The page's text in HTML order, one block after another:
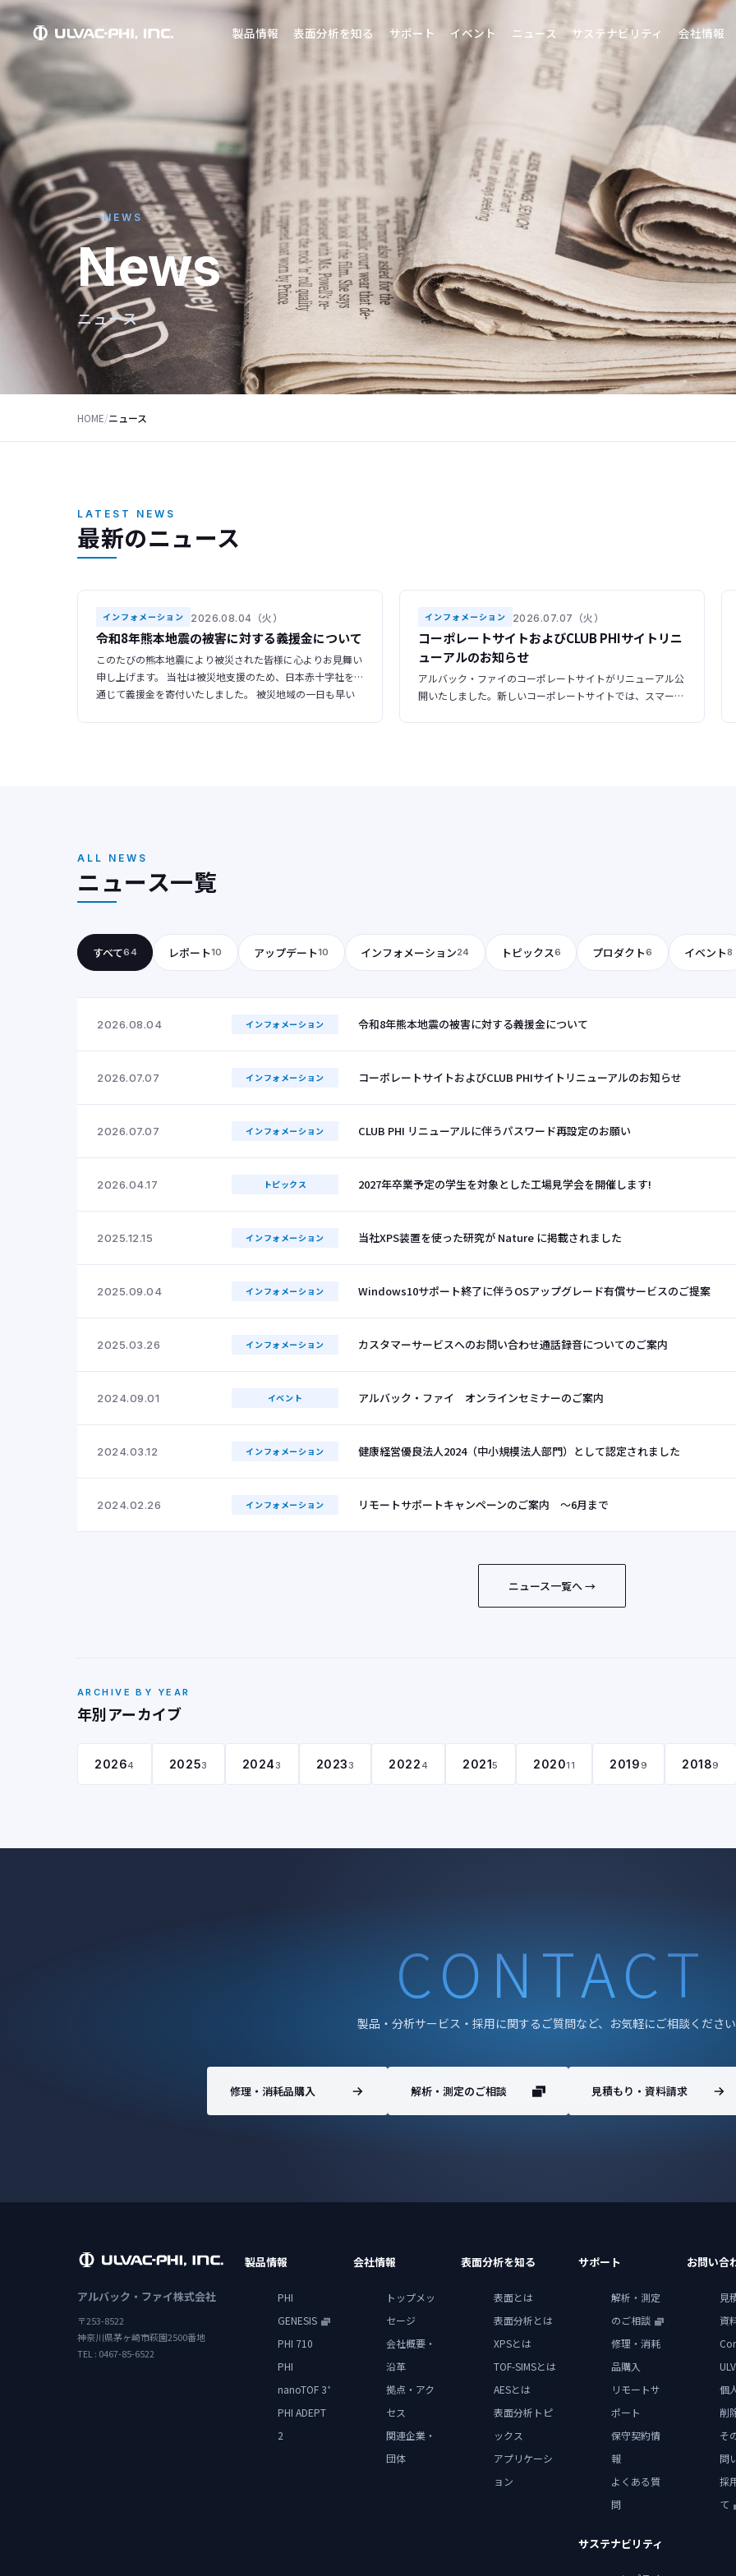
製品情報 表面分析を知る サポート イベント ニュース サステナビリティ 会社情報
NEWS
News
ニュース
HOME/ニュース
LATEST NEWS
最新のニュース
インフォメーション 2026.08.04（火）
令和8年熊本地震の被害に対する義援金について
このたびの熊本地震により被災された皆様に心よりお見舞い
申し上げます。 当社は被災地支援のため、日本赤十字社を
通じて義援金を寄付いたしました。 被災地域の一日も早い
インフォメーション 2026.07.07（火）
コーポレートサイトおよびCLUB PHIサイトリニ
ューアルのお知らせ
アルバック・ファイのコーポレートサイトがリニューアル公
開いたしました。新しいコーポレートサイトでは、スマート
ALL NEWS
ニュース一覧
すべて64 レポート10 アップデート10 インフォメーション24 トピックス6 プロダクト6 イベント8
2026.08.04 インフォメーション 令和8年熊本地震の被害に対する義援金について
2026.07.07 インフォメーション コーポレートサイトおよびCLUB PHIサイトリニューアルのお知らせ
2026.07.07 インフォメーション CLUB PHI リニューアルに伴うパスワード再設定のお願い
2026.04.17 トピックス 2027年卒業予定の学生を対象とした工場見学会を開催します!
2025.12.15 インフォメーション 当社XPS装置を使った研究が Nature に掲載されました
2025.09.04 インフォメーション Windows10サポート終了に伴うOSアップグレード有償サービスのご提案
2025.03.26 インフォメーション カスタマーサービスへのお問い合わせ通話録音についてのご案内
2024.09.01 イベント アルバック・ファイ オンラインセミナーのご案内
2024.03.12 インフォメーション 健康経営優良法人2024（中小規模法人部門）として認定されました
2024.02.26 インフォメーション リモートサポートキャンペーンのご案内 ～6月まで
ニュース一覧へ →
ARCHIVE BY YEAR
年別アーカイブ
20264 20253 20243 20233 20224 20215 202011 20199 20189
CONTACT
製品・分析サービス・採用に関するご質問など、お気軽にご相談ください
修理・消耗品購入 解析・測定のご相談 見積もり・資料請求
アルバック・ファイ株式会社
〒253-8522
神奈川県茅ヶ崎市萩園2500番地
TEL : 0467-85-6522
製品情報
PHI
GENESIS
PHI 710
PHI
nanoTOF 3+
PHI ADEPT
2
会社情報
トップメッ
セージ
会社概要・
沿革
拠点・アク
セス
関連企業・
団体
表面分析を知る
表面とは
表面分析とは
XPSとは
TOF-SIMSとは
AESとは
表面分析トピ
ックス
アプリケーシ
ョン
サポート
解析・測定
のご相談
修理・消耗
品購入
リモートサ
ポート
保守契約情
報
よくある質
問
サステナビリティ
お問い合
見
資
個
削
そ
問
採
て